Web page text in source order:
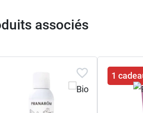
associés
1